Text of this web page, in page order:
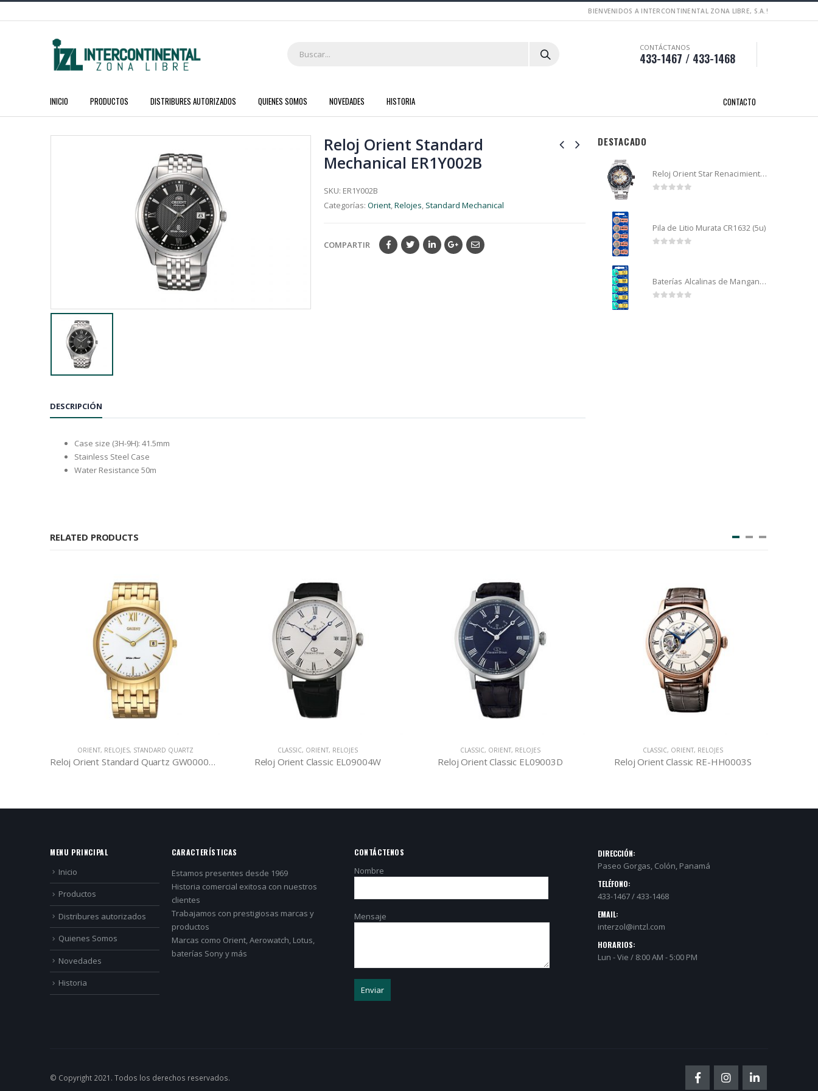
BIENVENIDOS A INTERCONTINENTAL ZONA LIBRE, S.A.!
CONTÁCTANOS
433-1467 / 433-1468
INICIO PRODUCTOS DISTRIBURES AUTORIZADOS QUIENES SOMOS NOVEDADES HISTORIA CONTACTO
Reloj Orient Standard
Mechanical ER1Y002B
SKU: ER1Y002B
Categorías: Orient,Relojes, Standard Mechanical
COMPARTIR
DESCRIPCIÓN
Case size (3H-9H): 41.5mm
Stainless Steel Case
Water Resistance 50m
DESTACADO
Reloj Orient Star Renacimiento mecánico - Retro Future Guitar - RA-AR0303G
Pila de Litio Murata CR1632 (5u)
Baterías Alcalinas de Manganeso Murata 192 (5u)
RELATED PRODUCTS
ORIENT, RELOJES, STANDARD QUARTZ
Reloj Orient Standard Quartz GW00001W
CLASSIC, ORIENT, RELOJES
Reloj Orient Classic EL09004W
CLASSIC, ORIENT, RELOJES
Reloj Orient Classic EL09003D
CLASSIC, ORIENT, RELOJES
Reloj Orient Classic RE-HH0003S
MENU PRINCIPAL
Inicio
Productos
Distribures autorizados
Quienes Somos
Novedades
Historia
CARACTERÍSTICAS
Estamos presentes desde 1969
Historia comercial exitosa con nuestros
clientes
Trabajamos con prestigiosas marcas y
productos
Marcas como Orient, Aerowatch, Lotus,
baterías Sony y más
CONTÁCTENOS
Nombre
Mensaje
DIRECCIÓN:
Paseo Gorgas, Colón, Panamá
TELÉFONO:
433-1467 / 433-1468
EMAIL:
interzol@intzl.com
HORARIOS:
Lun - Vie / 8:00 AM - 5:00 PM
© Copyright 2021. Todos los derechos reservados.